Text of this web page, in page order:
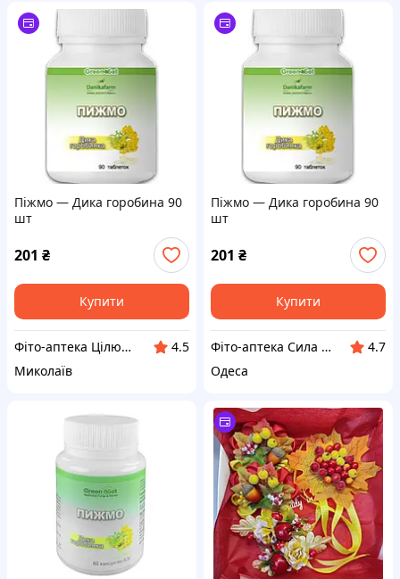
Піжмо — Дика горобина 90
шт
201 ₴
Купити
Фіто-аптека Цілюще джерело
4.5
Миколаїв
Піжмо — Дика горобина 90
шт
201 ₴
Купити
Фіто-аптека Сила рослин
4.7
Одеса